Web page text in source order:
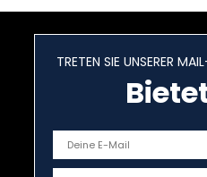
HD3620
biertapmachine
TRETEN SIE UNSERER